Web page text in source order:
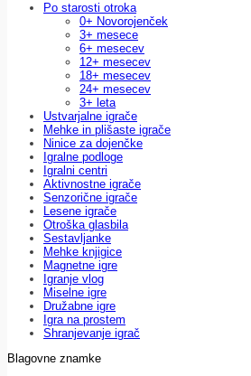
Po starosti otroka
0+ Novorojenček
3+ mesece
6+ mesecev
12+ mesecev
18+ mesecev
24+ mesecev
3+ leta
Ustvarjalne igrače
Mehke in plišaste igrače
Ninice za dojenčke
Igralne podloge
Igralni centri
Aktivnostne igrače
Senzorične igrače
Lesene igrače
Otroška glasbila
Sestavljanke
Mehke knjigice
Magnetne igre
Igranje vlog
Miselne igre
Družabne igre
Igra na prostem
Shranjevanje igrač
Blagovne znamke